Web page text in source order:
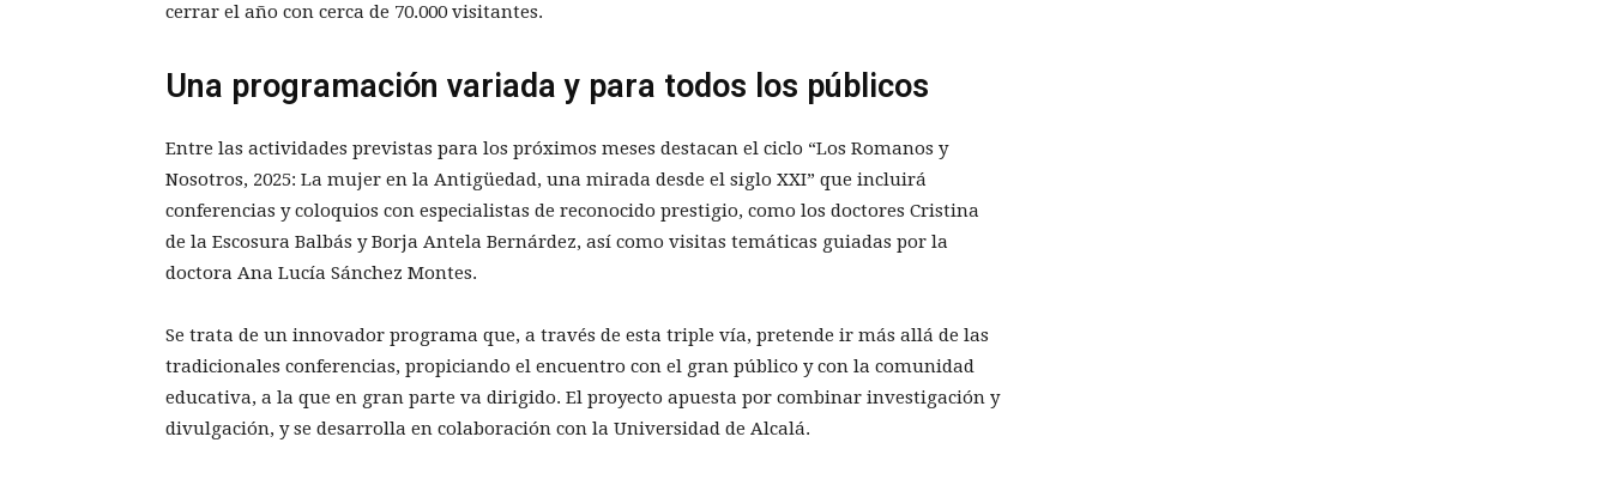
cerrar el año con cerca de 70.000 visitantes.
Una programación variada y para todos los públicos
Entre las actividades previstas para los próximos meses destacan el ciclo “Los Romanos y
Nosotros, 2025: La mujer en la Antigüedad, una mirada desde el siglo XXI” que incluirá
conferencias y coloquios con especialistas de reconocido prestigio, como los doctores Cristina
de la Escosura Balbás y Borja Antela Bernárdez, así como visitas temáticas guiadas por la
doctora Ana Lucía Sánchez Montes.
Se trata de un innovador programa que, a través de esta triple vía, pretende ir más allá de las
tradicionales conferencias, propiciando el encuentro con el gran público y con la comunidad
educativa, a la que en gran parte va dirigido. El proyecto apuesta por combinar investigación y
divulgación, y se desarrolla en colaboración con la Universidad de Alcalá.